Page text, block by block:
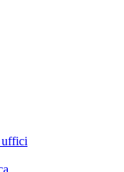
uffici